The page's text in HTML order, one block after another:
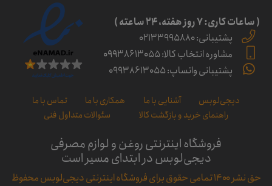
( ساعات کاری: ۷ روز ﻫﻔﺘﻪ، ۲۴ ﺳﺎﻋﺘﻪ )
پشتیبانی: 02133995880
مشاوره انتخاب کالا: 09938613055
پشتیبانی واتساپ: 09938613055
دیجی‌لوبس آشنایی با ما همکاری با ما
تماس با ما
راهنمای خرید و بازگشت کالا
سئوالات متداول فنی
فروشگاه اینترنتی روغن و لوازم مصرفی
دیجی‌لوبس در ابتدای مسیر است
حق نشر ۱۴۰۰ تمامی حقوق برای فروشگاه اینترنتی دیجی‌لوبس محفوظ